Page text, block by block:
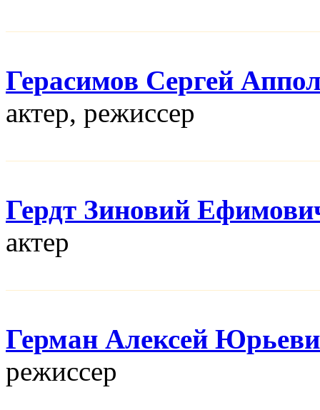
Герасимов Сергей
актер, режисcер
Гердт Зиновий
актер
Герман Алексей
режисcер